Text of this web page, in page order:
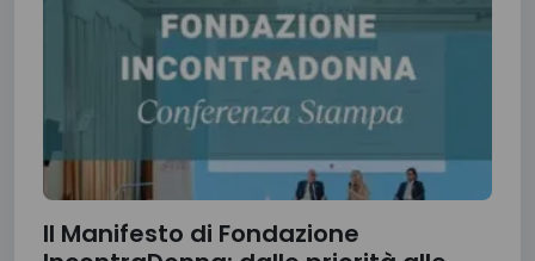
Il Manifesto di Fondazione